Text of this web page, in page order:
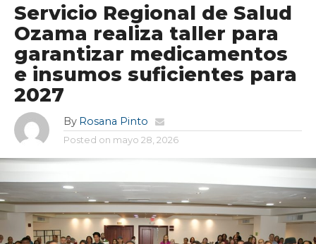
Servicio Regional de Salud
Ozama realiza taller para
garantizar medicamentos
e insumos suficientes para
2027
By Rosana Pinto
Posted on mayo 28, 2026